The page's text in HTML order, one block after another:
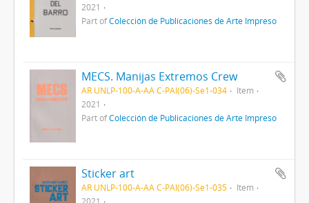
2021
Part ofColección de Publicaciones de Arte Impreso
MECS. Manijas Extremos Crew
AR UNLP-100-A-AA C-PAI(06)-Se1-034
Item
2021
Part ofColección de Publicaciones de Arte Impreso
Sticker art
AR UNLP-100-A-AA C-PAI(06)-Se1-035
Item